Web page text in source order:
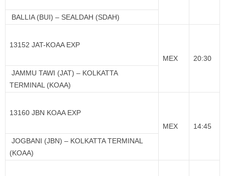
BALLIA (BUI) – SEALDAH (SDAH)
13152 JAT-KOAA EXP
MEX
20:30
JAMMU TAWI (JAT) – KOLKATTA
TERMINAL (KOAA)
13160 JBN KOAA EXP
MEX
14:45
JOGBANI (JBN) – KOLKATTA TERMINAL
(KOAA)